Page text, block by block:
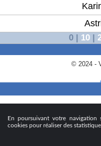
En poursuivant votre navigation
cookies pour réaliser des
0 | 10 |
© 2024 -